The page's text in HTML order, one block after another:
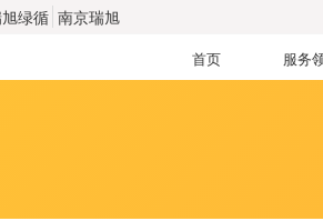
绿循 南京瑞旭
首页 服务